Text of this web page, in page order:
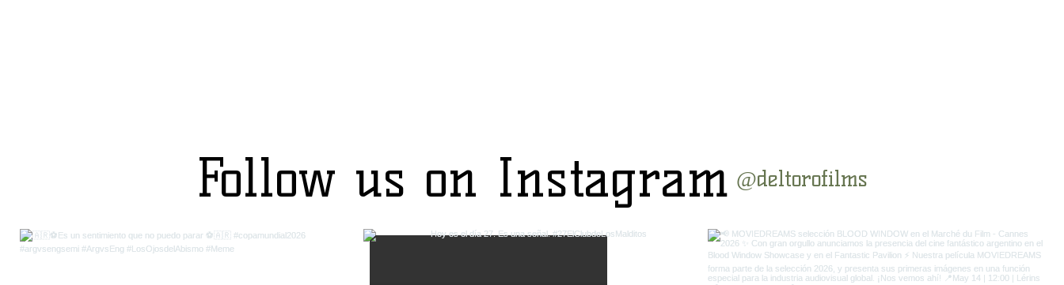
Follow us on Instagram @deltorofilms